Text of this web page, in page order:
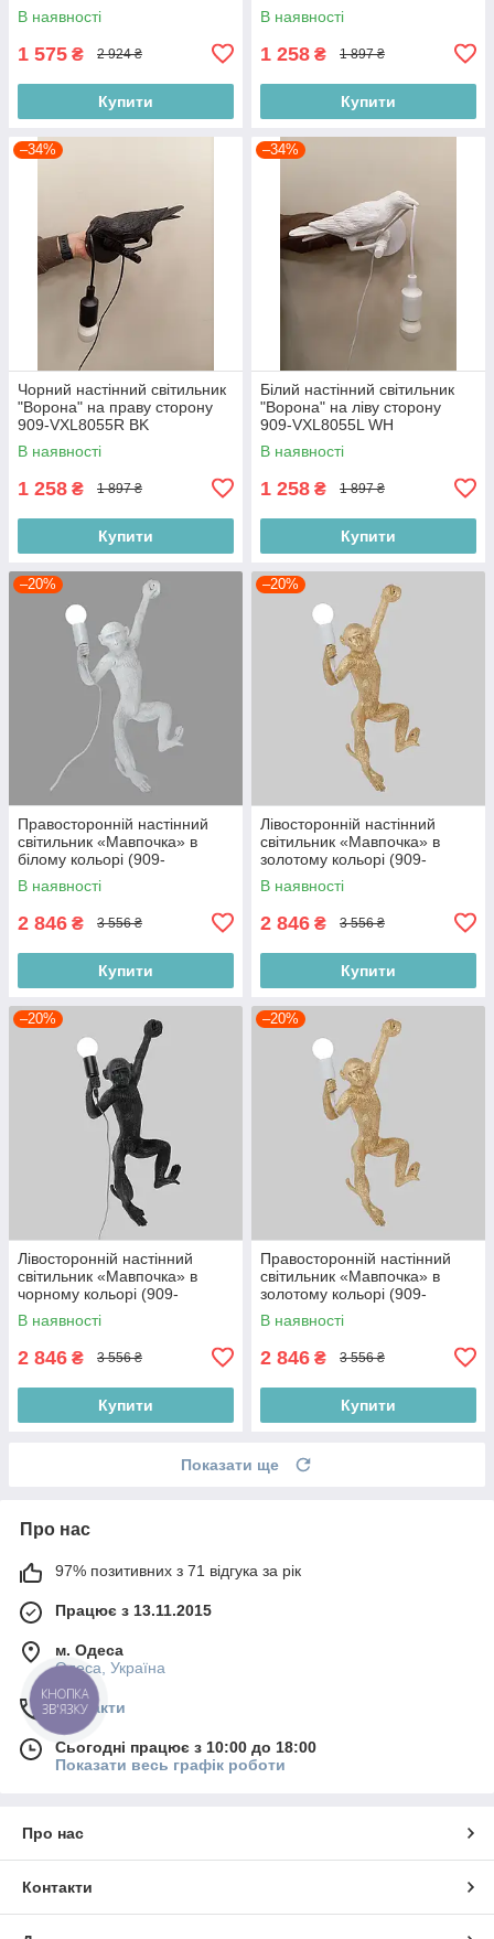
В наявності
1 575 ₴ 2 924 ₴
Купити
В наявності
1 258 ₴ 1 897 ₴
Купити
–34%
Чорний настінний світильник
"Ворона" на праву сторону
909-VXL8055R BK
В наявності
1 258 ₴ 1 897 ₴
Купити
–34%
Білий настінний світильник
"Ворона" на ліву сторону
909-VXL8055L WH
В наявності
1 258 ₴ 1 897 ₴
Купити
–20%
Правосторонній настінний
світильник «Мавпочка» в
білому кольорі (909-
VXL8051D WH)
В наявності
2 846 ₴ 3 556 ₴
Купити
–20%
Лівосторонній настінний
світильник «Мавпочка» в
золотому кольорі (909-
VXL8051D GD)
В наявності
2 846 ₴ 3 556 ₴
Купити
–20%
Лівосторонній настінний
світильник «Мавпочка» в
чорному кольорі (909-
VXL8051D BK)
В наявності
2 846 ₴ 3 556 ₴
Купити
–20%
Правосторонній настінний
світильник «Мавпочка» в
золотому кольорі (909-
VXL8051D GD)
В наявності
2 846 ₴ 3 556 ₴
Купити
Показати ще
Про нас
97% позитивних з 71 відгука за рік
Працює з 13.11.2015
м. Одеса
Одеса, Україна
Контакти
Сьогодні працює з 10:00 до 18:00
Показати весь графік роботи
Про нас
Контакти
КНОПКА
ЗВ'ЯЗКУ